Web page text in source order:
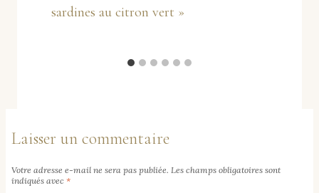
sardines au citron vert »
Laisser un commentaire
Votre adresse e-mail ne sera pas publiée. Les champs obligatoires sont
indiqués avec *